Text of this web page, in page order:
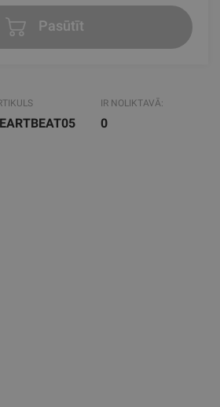
Pasūtīt
IR NOLIKTAVĀ:
0